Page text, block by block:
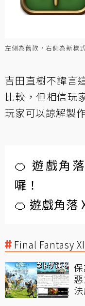
左側為舊款，右側為新樣
吉田直樹不諱言
比較，但相信玩
玩家可以諒解製
🍊 遊戲角
囉！
🍊 遊戲角落
Final Fantasy